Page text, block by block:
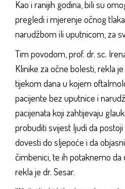
Kao i ranijih godina, bili su
pregledi i mjerenje očnog
narudžbom ili uputnicom, za
Tim povodom, prof. dr. sc.
Klinike za očne bolesti, rekla
tijekom dana u kojem
pacijente bez uputnice i
pacijenata koji zahtijevaju
probuditi svijest ljudi da
dovesti do sljepoće i da
čimbenici, te ih potaknemo da
rekla je dr. Sesar.